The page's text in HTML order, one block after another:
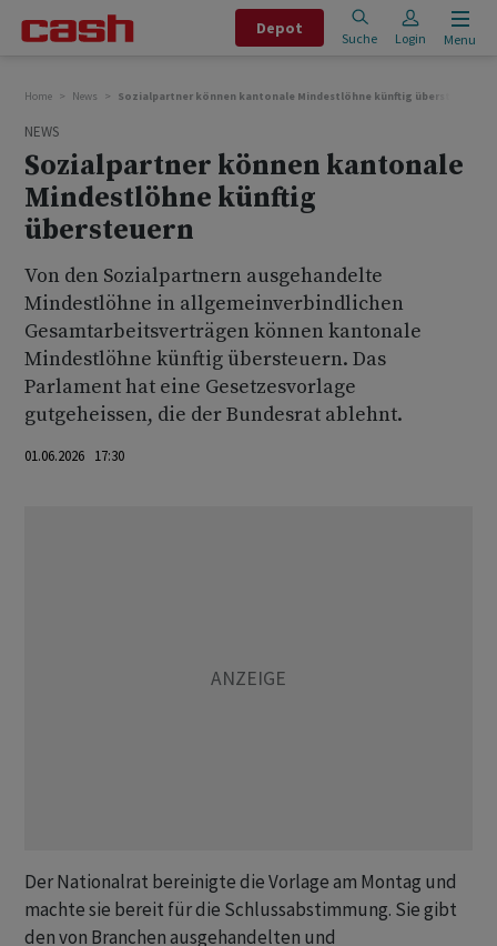
Depot
Suche Login Menu
Home News Sozialpartner können kantonale Mindestlöhne künftig übersteuern
NEWS
Sozialpartner können kantonale
Mindestlöhne künftig
übersteuern
Von den Sozialpartnern ausgehandelte
Mindestlöhne in allgemeinverbindlichen
Gesamtarbeitsverträgen können kantonale
Mindestlöhne künftig übersteuern. Das
Parlament hat eine Gesetzesvorlage
gutgeheissen, die der Bundesrat ablehnt.
01.06.2026 17:30
Der Nationalrat bereinigte die Vorlage am Montag und
machte sie bereit für die Schlussabstimmung. Sie gibt
den von Branchen ausgehandelten und